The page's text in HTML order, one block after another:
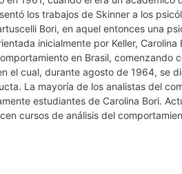
los trabajos de Skinner a los
Bori, en aquel entonces una
inicialmente por Keller,
en Brasil, comenzando
el cual, durante agosto de 1964, se
La mayoría de los analistas del
estudiantes de Carolina Bori.
cursos de análisis del